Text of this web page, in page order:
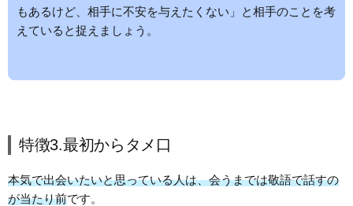
もあるけど、相手に不安を与えたくない」と相手のことを考
えていると捉えましょう。
特徴3.最初からタメ口
本気で出会いたいと思っている人は、会うまでは敬語で話すの
が当たり前です。